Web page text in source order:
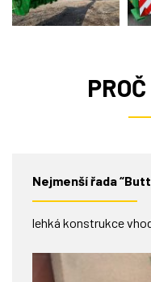
Nejmenší řada
lehká konstrukce